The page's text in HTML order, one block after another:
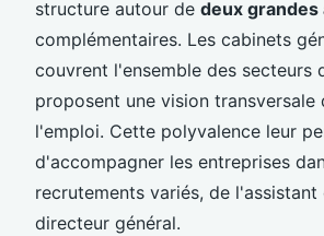
structure autour de deux
complémentaires. Les cabinets
couvrent l'ensemble des secteurs
proposent une vision transversale
l'emploi. Cette polyvalence leur
d'accompagner les entreprises
recrutements variés, de l'assistant
directeur général.